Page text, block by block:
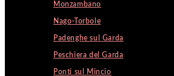
Monzambano
Nago-Torbole
Padenghe sul Garda
Peschiera del Garda
Ponti sul Mincio